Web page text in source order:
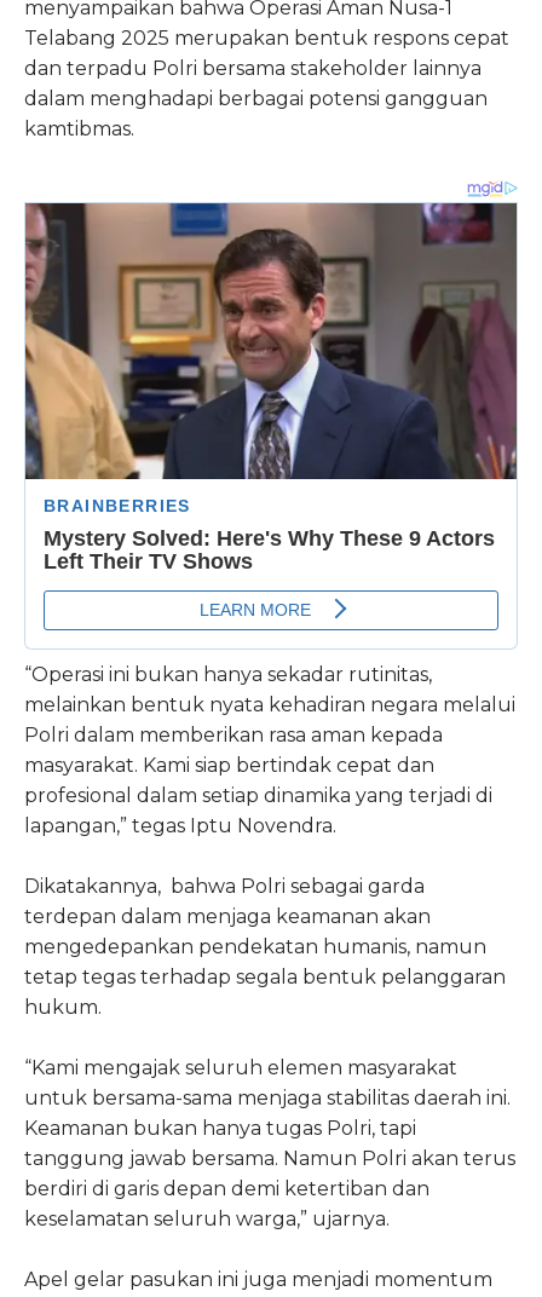
menyampaikan bahwa Operasi Aman Nusa-1
Telabang 2025 merupakan bentuk respons cepat
dan terpadu Polri bersama stakeholder lainnya
dalam menghadapi berbagai potensi gangguan
kamtibmas.
“Operasi ini bukan hanya sekadar rutinitas,
melainkan bentuk nyata kehadiran negara melalui
Polri dalam memberikan rasa aman kepada
masyarakat. Kami siap bertindak cepat dan
profesional dalam setiap dinamika yang terjadi di
lapangan,” tegas Iptu Novendra.
Dikatakannya, bahwa Polri sebagai garda
terdepan dalam menjaga keamanan akan
mengedepankan pendekatan humanis, namun
tetap tegas terhadap segala bentuk pelanggaran
hukum.
“Kami mengajak seluruh elemen masyarakat
untuk bersama-sama menjaga stabilitas daerah ini.
Keamanan bukan hanya tugas Polri, tapi
tanggung jawab bersama. Namun Polri akan terus
berdiri di garis depan demi ketertiban dan
keselamatan seluruh warga,” ujarnya.
Apel gelar pasukan ini juga menjadi momentum